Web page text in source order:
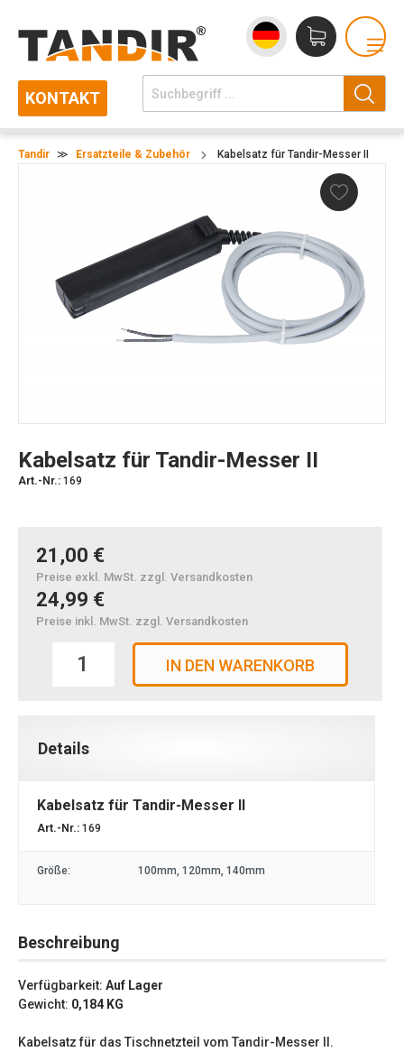
KONTAKT
Tandir ≫ Ersatzteile & Zubehör Kabelsatz für Tandir-Messer II
Kabelsatz für Tandir-Messer II
Art.-Nr.: 169
21,00 €
Preise exkl. MwSt. zzgl. Versandkosten
24,99 €
Preise inkl. MwSt. zzgl. Versandkosten
IN DEN WARENKORB
Details
Kabelsatz für Tandir-Messer II
Art.-Nr.: 169
Größe: 100mm , 120mm , 140mm
Beschreibung
Verfügbarkeit: Auf Lager
Gewicht: 0,184 KG
Kabelsatz für das Tischnetzteil vom Tandir-Messer II.